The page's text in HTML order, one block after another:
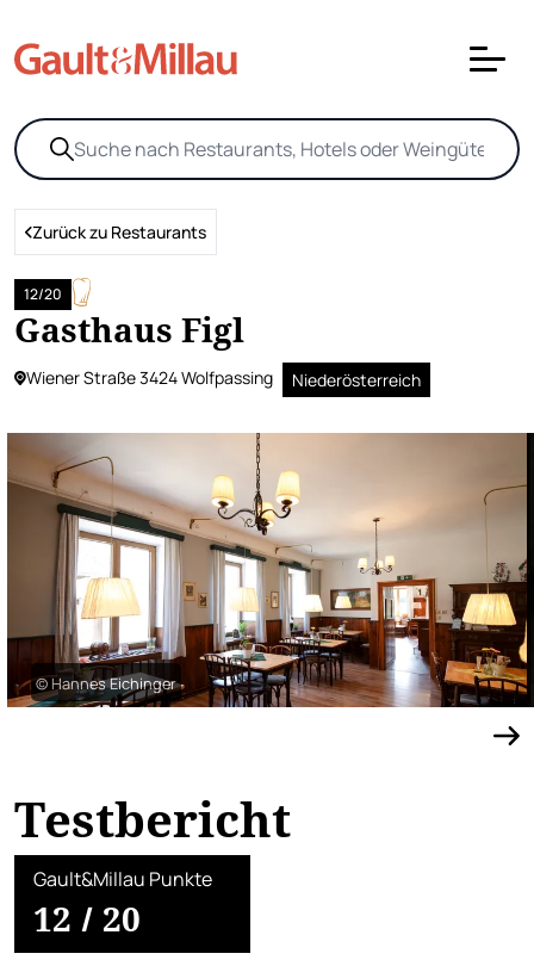
Zurück zu Restaurants
Gasthaus Figl
12/20
Wiener Straße 3424 Wolfpassing Niederösterreich
© Hannes Eichinger
Testbericht
Gault&Millau Punkte
12 / 20